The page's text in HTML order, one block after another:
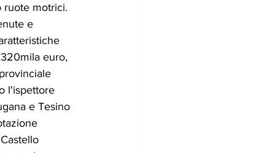
ruote motrici.
e
euro,
l'ispettore
e Tesino